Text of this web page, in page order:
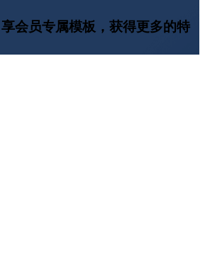
会员专属模板，获得更多的特